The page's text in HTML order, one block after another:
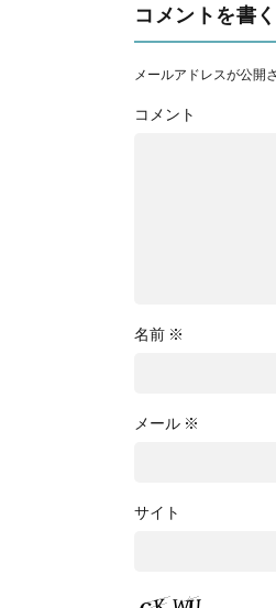
コメントを書く
メールアドレスが公開
コメント
名前 ※
メール ※
サイト